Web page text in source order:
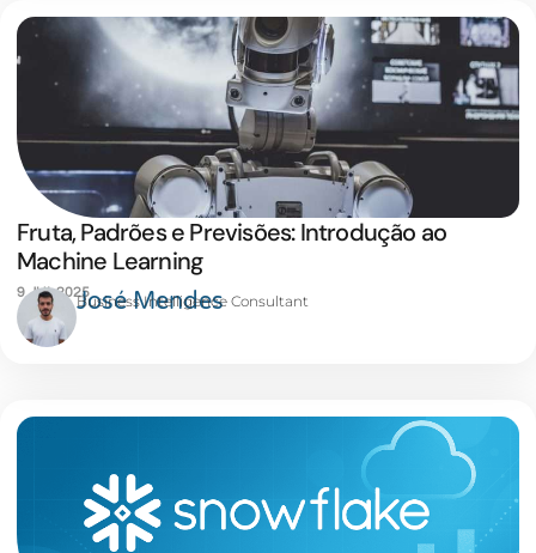
Fruta, Padrões e Previsões: Introdução ao
Machine Learning
9 JUL 2025José Mendes
Business Intelligence Consultant